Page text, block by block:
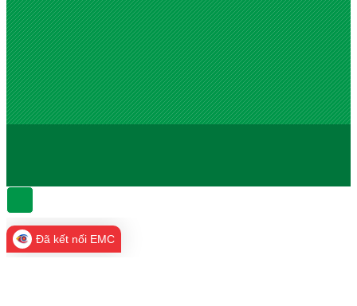
Đã kết nối EMC